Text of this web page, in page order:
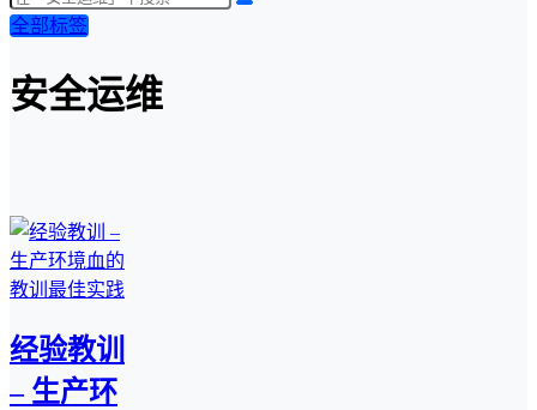
全部标签
安全运维
经验教训
– 生产环